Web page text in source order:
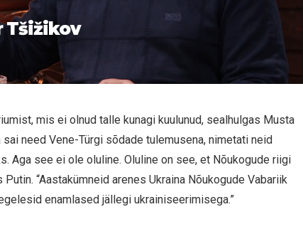
Tšižikov
mis ei olnud talle kunagi kuulunud, sealhulgas Musta
need Vene-Türgi sõdade tulemusena, nimetati neid
Aga see ei ole oluline. Oluline on see, et Nõukogude riigi
“Aastakümneid arenes Ukraina Nõukogude Vabariik
enamlased jällegi ukrainiseerimisega.”